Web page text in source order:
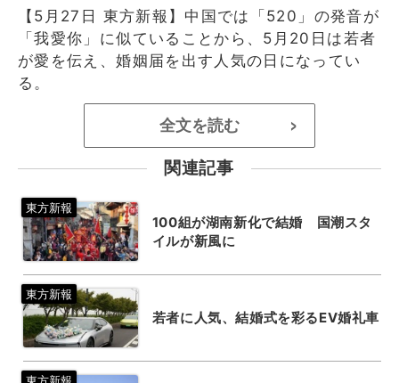
【5月27日 東方新報】中国では「520」の発音が
「我愛你」に似ていることから、5月20日は若者
が愛を伝え、婚姻届を出す人気の日になってい
る。
全文を読む >
関連記事
100組が湖南新化で結婚 国潮スタ
イルが新風に
若者に人気、結婚式を彩るEV婚礼車